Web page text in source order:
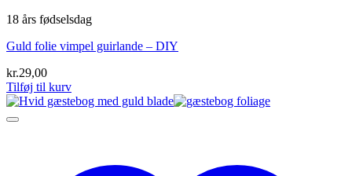
18 års fødselsdag
Guld folie vimpel guirlande – DIY
kr.29,00
Tilføj til kurv